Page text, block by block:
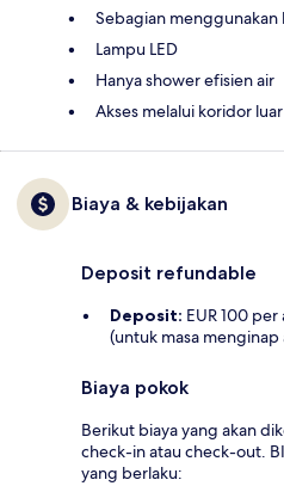
Sebagian menggunakan
Lampu LED
Hanya shower efisien air
Akses melalui koridor luar
Biaya & kebijakan
Deposit refundable
Deposit: EUR 100
(untuk masa
Biaya pokok
Berikut biaya yang akan
check-in atau check-out.
yang berlaku: